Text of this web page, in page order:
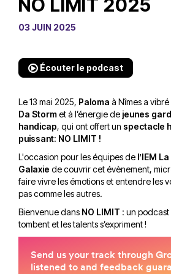
NO LIMIT 2025
03 JUIN 2025
Écouter le podcast
Le 13 mai 2025, Paloma à Nîmes a
Da Stormet à l’énergie de jeunes
handicap, qui ont offert un spectacle
puissant: NO LIMIT !
L'occasion pour les équipes de l’IEM
Galaxie de couvrir cet évènement,
faire vivre les émotions et entendre les
pas comme les autres.
Bienvenue dans NO LIMIT : un
tombent et les talents s’expriment !